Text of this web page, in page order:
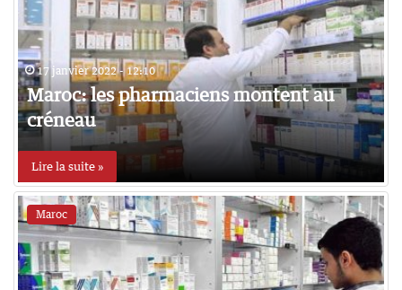
17 janvier 2022 - 12:10
Maroc: les pharmaciens montent au
créneau
Lire la suite »
Maroc